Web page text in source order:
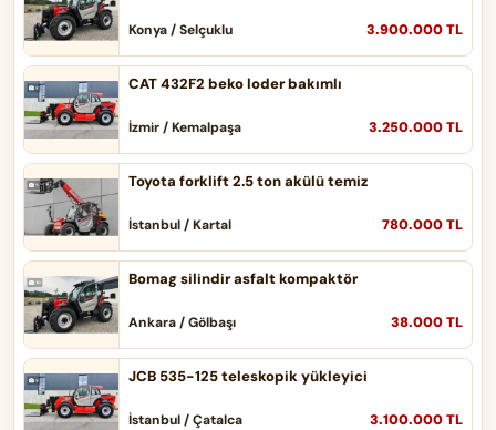
3.900.000 TL
Konya / Selçuklu
CAT 432F2 beko loder bakımlı
3.250.000 TL
İzmir / Kemalpaşa
Toyota forklift 2.5 ton akülü temiz
780.000 TL
İstanbul / Kartal
Bomag silindir asfalt kompaktör
38.000 TL
Ankara / Gölbaşı
JCB 535-125 teleskopik yükleyici
3.100.000 TL
İstanbul / Çatalca